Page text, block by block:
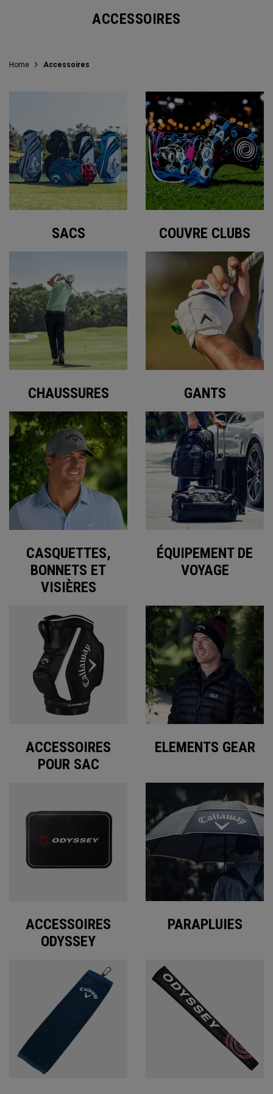
ACCESSOIRES
Home Accessoires
SACS COUVRE CLUBS
CHAUSSURES GANTS
CASQUETTES,
BONNETS ET
VISIÈRES
ÉQUIPEMENT DE
VOYAGE
ACCESSOIRES
POUR SAC
ELEMENTS GEAR
ACCESSOIRES
ODYSSEY
PARAPLUIES